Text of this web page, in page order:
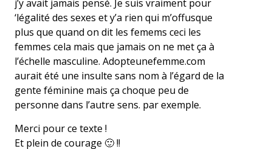
j’y avait jamais pensé. Je suis vraiment pour
‘légalité des sexes et y’a rien qui m’offusque
plus que quand on dit les femems ceci les
femmes cela mais que jamais on ne met ça à
l’échelle masculine. Adopteunefemme.com
aurait été une insulte sans nom à l’égard de la
gente féminine mais ça choque peu de
personne dans l’autre sens. par exemple.
Merci pour ce texte !
Et plein de courage 🙂 !!